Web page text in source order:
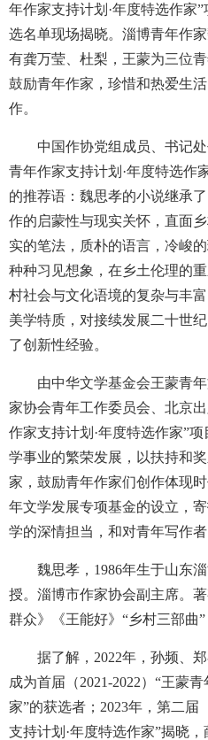
年作家支持计划·年度特选作家
选名单现场揭晓。淄博青年作
有龚万莹、杜梨，王蒙为三位
鼓励青年作家，珍惜和热爱生
作。
中国作协党组成员、书记处
青年作家支持计划·年度特选作
的推荐语：魏思孝的小说继承
作的启蒙性与现实关怀，直面
实的笔法，质朴的语言，冷峻
种种习见想象，在乡土伦理的
村社会与文化语境的复杂与丰
美学特质，对接续发展二十世
了创新性经验。
由中华文学基金会王蒙青年
家协会青年工作委员会、北京
作家支持计划·年度特选作家”
学事业的繁荣发展，以扶持和
家，鼓励青年作家们创作体现
年文学发展专项基金的设立，
学的深情担当，和对青年写作者
魏思孝，1986年生于山东淄
授。淄博市作家协会副主席。
群众》《王能好》“乡村三部曲
据了解，2022年，孙频、郑
成为首届（2021-2022）“王蒙
家”的获选者；2023年，第二届
支持计划·年度特选作家”揭晓